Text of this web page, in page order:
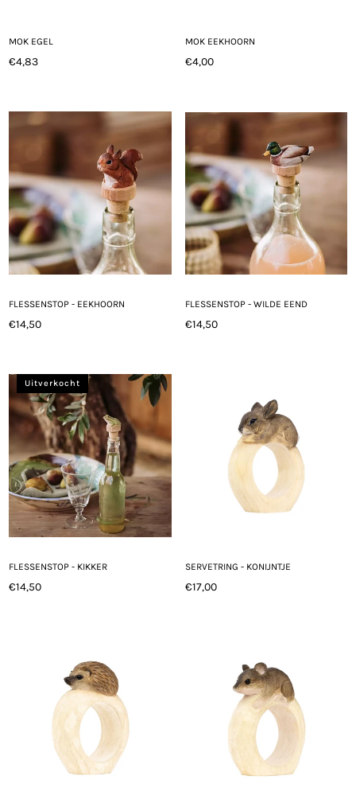
MOK EGEL
Normale
€4,83
MOK EEKHOORN
Normale
€4,00
FLESSENSTOP - EEKHOORN
Normale
€14,50
FLESSENSTOP - WILDE EEND
Normale
€14,50
Uitverkocht
FLESSENSTOP - KIKKER
Normale
€14,50
SERVETRING - KONIJNTJE
Normale
€17,00